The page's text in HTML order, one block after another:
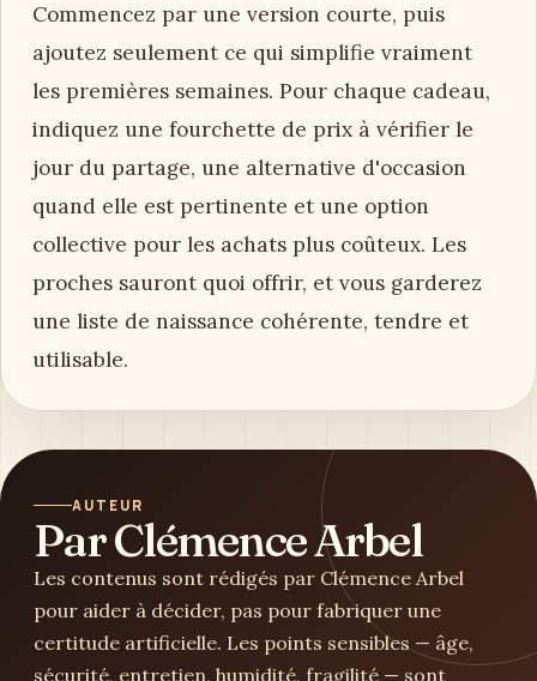
Commencez par une version courte, puis
ajoutez seulement ce qui simplifie vraiment
les premières semaines. Pour chaque cadeau,
indiquez une fourchette de prix à vérifier le
jour du partage, une alternative d'occasion
quand elle est pertinente et une option
collective pour les achats plus coûteux. Les
proches sauront quoi offrir, et vous garderez
une liste de naissance cohérente, tendre et
utilisable.
AUTEUR
Par Clémence Arbel
Les contenus sont rédigés par Clémence Arbel
pour aider à décider, pas pour fabriquer une
certitude artificielle. Les points sensibles — âge,
sécurité, entretien, humidité, fragilité — sont